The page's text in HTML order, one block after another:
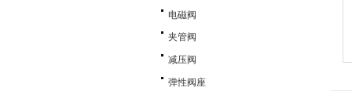
电磁阀
夹管阀
减压阀
弹性阀座